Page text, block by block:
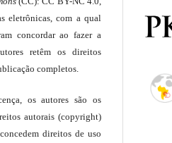
eletrônicas, com a qual
concordar ao fazer a
retêm os direitos
completos.
os autores são os
autorais (copyright)
direitos de uso